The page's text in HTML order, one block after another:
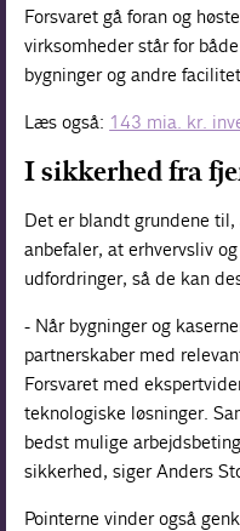
Forsvaret gå foran og
virksomheder står for
bygninger og andre
Læs også: 143 mia. kr.
I sikkerhed fra
Det er blandt grundene
anbefaler, at erhvervsliv
udfordringer, så de kan
- Når bygninger og
partnerskaber med
Forsvaret med
teknologiske løsninger.
bedst mulige
sikkerhed, siger Anders
Pointerne vinder også